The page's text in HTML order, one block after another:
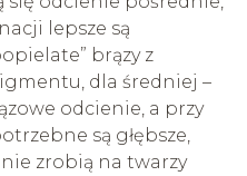
lepsze są
brązy z
dla średniej –
odcienie, a przy
są głębsze,
zrobią na twarzy